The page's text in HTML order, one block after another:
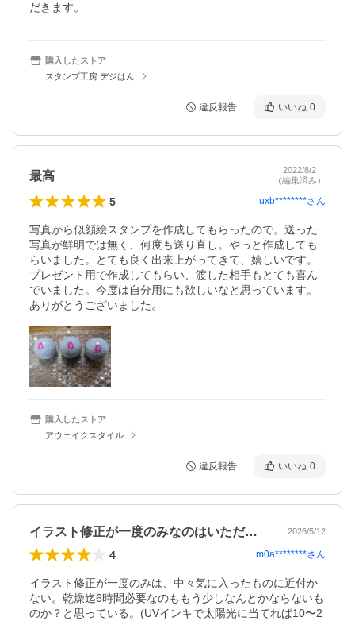
だきます。
購入したストア
スタンプ工房 デジはん
違反報告 いいね 0
最高
2022/8/2
（編集済み）
5 uxb********さん
写真から似顔絵スタンプを作成してもらったので。送った
写真が鮮明では無く、何度も送り直し。やっと作成しても
らいました。とても良く出来上がってきて、嬉しいです。
プレゼント用で作成してもらい、渡した相手もとても喜ん
でいました。今度は自分用にも欲しいなと思っています。
ありがとうございました。
購入したストア
アウェイクスタイル
違反報告 いいね 0
イラスト修正が一度のみなのはいただけない 2026/5/12
4 m0a********さん
イラスト修正が一度のみは、中々気に入ったものに近付か
ない。乾燥迄6時間必要なのももう少しなんとかならないも
のか？と思っている。(UVインキで太陽光に当てれば10〜2